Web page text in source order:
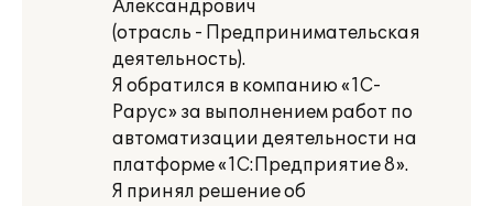
Александрович
(отрасль - Предпринимательская
деятельность).
Я обратился в компанию «1С-
Рарус» за выполнением работ по
автоматизации деятельности на
платформе «1С:Предприятие 8».
Я принял решение об